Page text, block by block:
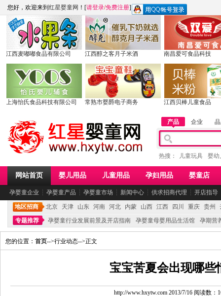
您好，欢迎来到 红星婴童网 ！[请登录/免费注册]
江西麦嘟嘟食品有限公司 江西醇之客月子米酒 南昌爱可食品科技
上海怡氏食品科技有限公司 常熟市婴爵电子商务 江西贝棒儿童食品
产品 企业
热搜： 儿童玩具 婴幼
网站首页 婴儿用品 儿童用品 孕妇用品 婴童店
孕婴童企业 ┆ 孕婴童产品 ┆ 孕婴童市场 ┆ 新闻中心 ┆ 供求招商代理 ┆ 开店指导
地区招商 北京 天津 山东 河南 河北 内蒙 山西 江西 四川 重庆 贵州
专题推荐
孕婴童行业发展前景及开店指南 孕婴童母婴用品生活馆 孕期营
您的位置： 首页-->行业动态-->正文
宝宝苦夏会出现哪些
http://www.hxytw.com 2013/7/16 阅读数：